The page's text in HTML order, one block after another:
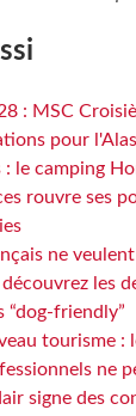
: MSC
pour
: le camping
rouvre ses
ne
les
“dog-friendly”
tourisme :
ne
signe des